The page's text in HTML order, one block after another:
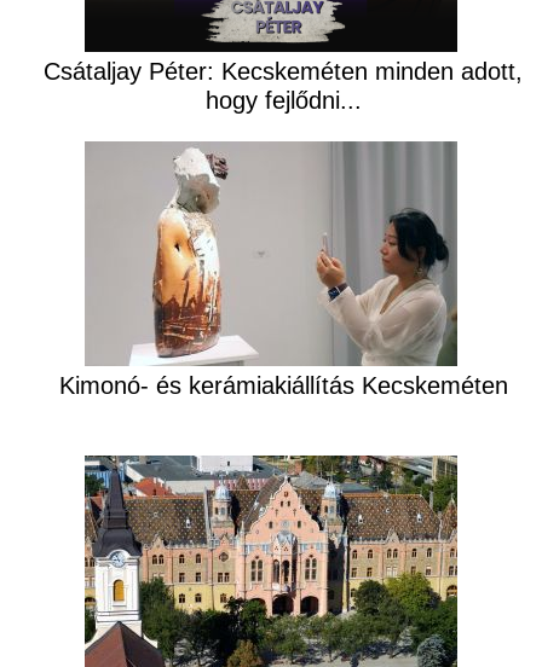
Csátaljay Péter: Kecskeméten minden adott,
hogy fejlődni...
Kimonó- és kerámiakiállítás Kecskeméten